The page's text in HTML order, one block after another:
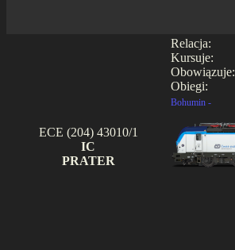
Relacja:
Kursuje:
Obowiązuje:
Obiegi:
ECE (204) 43010/1
IC
PRATER
Bohumin -